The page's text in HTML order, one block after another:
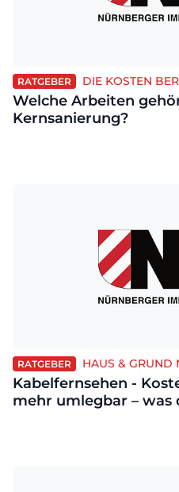
RATGEBER DIE KOSTEN
Welche Arbeiten
Kernsanierung?
RATGEBER HAUS & GRUND
Kabelfernsehen -
mehr umlegbar – was